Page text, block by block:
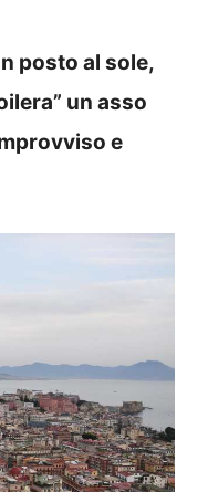
posto al sole,
un asso
e